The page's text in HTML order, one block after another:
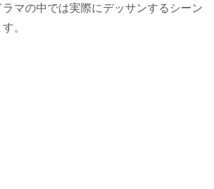
マの中では実際にデッサンするシーン
。